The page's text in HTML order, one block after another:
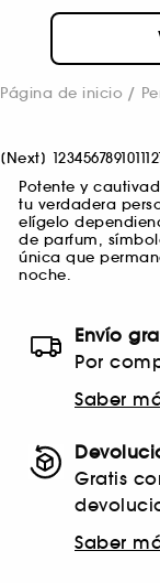
Página de inicio
[Next] 123456789101112
Potente y
tu verdadera
elígelo
de parfum,
única que
noche.
Envío
Por
Saber
Gratis
Saber